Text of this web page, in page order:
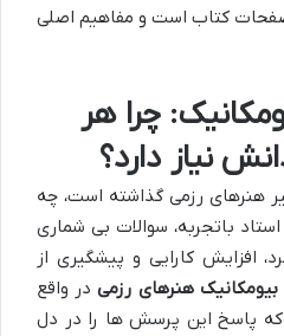
کتاب است و مفاهیم اصلی
چرا هر
نیاز دارد؟
هنرهای رزمی گذاشته است، چه
باتجربه، سوالات بی شماری
افزایش کارایی و پیشگیری از
بیومکانیک هنرهای رزمیدر واقع
پاسخ این پرسش ها را در دل